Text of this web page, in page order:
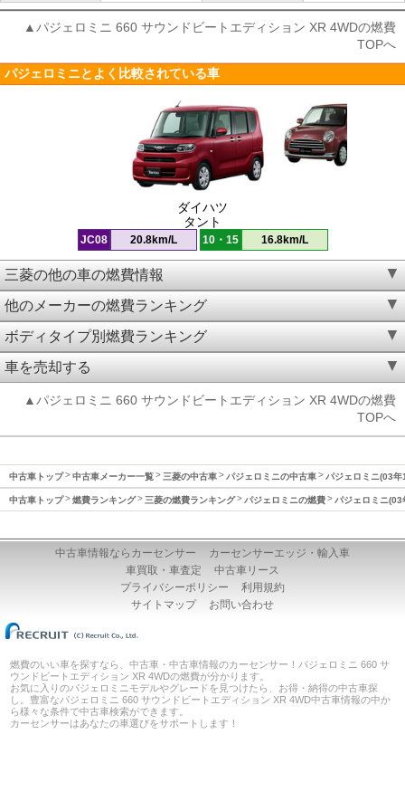
▲パジェロミニ 660 サウンドビートエディション XR 4WDの燃費
TOPへ
パジェロミニとよく比較されている車
ダイハツ
タント
JC08 20.8km/L 10・15 16.8km/L
三菱の他の車の燃費情報
他のメーカーの燃費ランキング
ボディタイプ別燃費ランキング
車を売却する
▲パジェロミニ 660 サウンドビートエディション XR 4WDの燃費
TOPへ
中古車トップ 中古車メーカー一覧 三菱の中古車 パジェロミニの中古車 パジェロミニ(03
中古車トップ 燃費ランキング 三菱の燃費ランキング パジェロミニの燃費 パジェロミニ
中古車情報ならカーセンサー
カーセンサーエッジ・輸入車
車買取・車査定
中古車リース
プライバシーポリシー
利用規約
サイトマップ
お問い合わせ
燃費のいい車を探すなら、中古車・中古車情報のカーセンサー！パジェロミニ 660 サ
ウンドビートエディション XR 4WDの燃費が分かります。
お気に入りのパジェロミニモデルやグレードを見つけたら、お得・納得の中古車探
し。豊富なパジェロミニ 660 サウンドビートエディション XR 4WD中古車情報の中か
ら様々な条件で中古車検索ができます。
カーセンサーはあなたの車選びをサポートします！